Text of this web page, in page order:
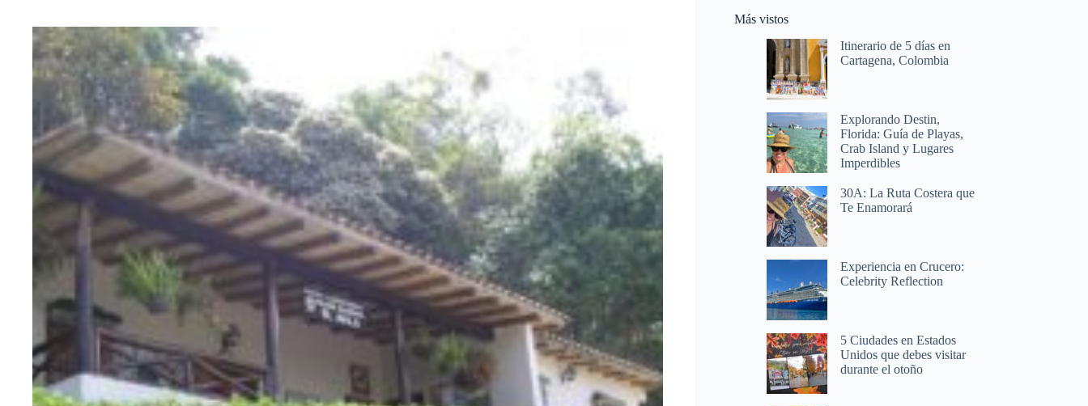
Más vistos
Itinerario de 5 días en
Cartagena, Colombia
Explorando Destin,
Florida: Guía de Playas,
Crab Island y Lugares
Imperdibles
30A: La Ruta Costera que
Te Enamorará
Experiencia en Crucero:
Celebrity Reflection
5 Ciudades en Estados
Unidos que debes visitar
durante el otoño